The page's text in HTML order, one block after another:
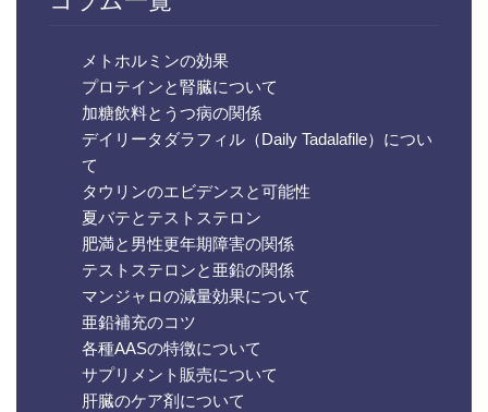
メトホルミンの効果
プロテインと腎臓について
加糖飲料とうつ病の関係
デイリータダラフィル（Daily Tadalafile）につい
て
タウリンのエビデンスと可能性
夏バテとテストステロン
肥満と男性更年期障害の関係
テストステロンと亜鉛の関係
マンジャロの減量効果について
亜鉛補充のコツ
各種AASの特徴について
サプリメント販売について
肝臓のケア剤について